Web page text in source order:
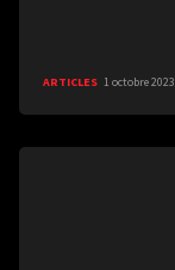
ARTICLES 1 octobre 2023